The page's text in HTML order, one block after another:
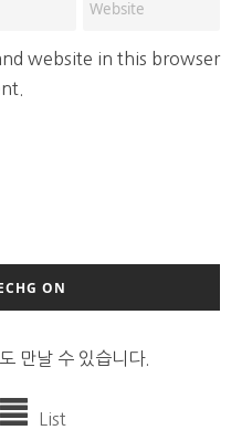
website in this browser
ON
만날 수 있습니다.
List